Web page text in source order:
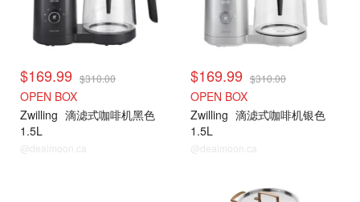
$169.99 $310.00
OPEN BOX
Zwilling 滴滤式咖啡机黑色
1.5L
@dealmoon.ca
$169.99 $310.00
OPEN BOX
Zwilling 滴滤式咖啡机银色
1.5L
@dealmoon.ca